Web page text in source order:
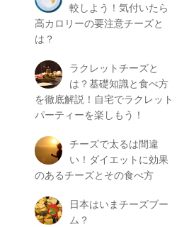
較しよう！気付いたら
高カロリーの要注意チーズと
は？
ラクレットチーズと
は？基礎知識と食べ方
を徹底解説！自宅でラクレット
パーティーを楽しもう！
チーズで太るは間違
い！ダイエットに効果
のあるチーズとその食べ方
日本はいまチーズブー
ム？